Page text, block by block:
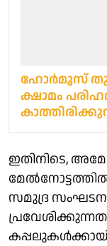
ഹോർമൂസ്
ക്ഷാമം
ഇതിനിടെ,
സമുദ്ര സംഘടന,